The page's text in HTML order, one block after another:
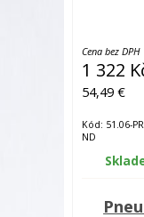
Cena bez DPH
1 322
54,49 €
Kód: 51.06-
ND